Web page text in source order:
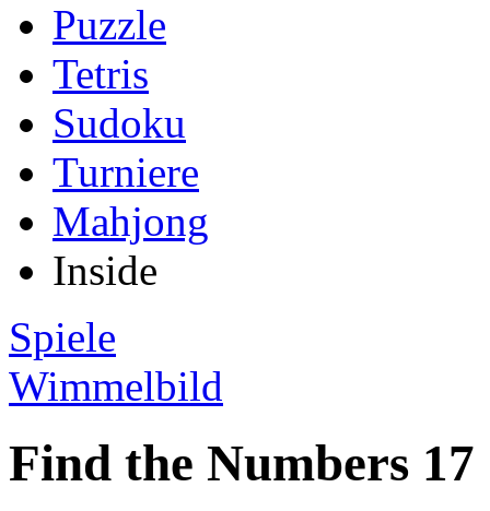
Puzzle
Tetris
Sudoku
Turniere
Mahjong
Inside
Spiele
Wimmelbild
Find the Numbers 17